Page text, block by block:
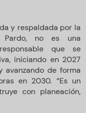
y respaldada por la
Pardo, no es una
que se
iniciando en 2027
avanzando de forma
en 2030. “Es un
con planeación,